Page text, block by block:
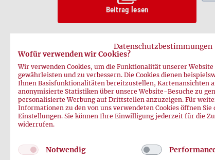
Beitrag lesen
Vorheriger Beitrag Nächster
Datenschutzbestimmungen
Wofür verwenden wir Cookies?
Wir verwenden Cookies, um die Funktionalität unserer Website
gewährleisten und zu verbessern. Die Cookies dienen
Ihnen Basisfunktionalitäten bereitzustellen, Kartenansichten
anonymisierte Statistiken über unsere Website-Besuche zu
personalisierte Werbung auf Drittstellen anzuzeigen. Für
Informationen zu den von uns verwendeten Cookies öffnen Sie
Einstellungen. Sie können Ihre Einwilligung jederzeit für die
widerrufen.
Notwendig